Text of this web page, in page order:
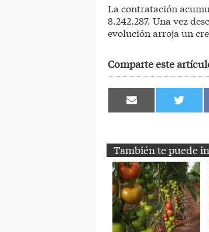
La contratación
8.242.287. Una vez
evolución arroja un
Comparte este
Compartir
en
Compartir
en
También te puede